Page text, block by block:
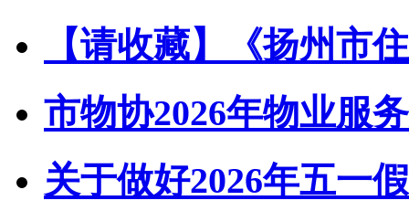
【请收藏】《扬州市
市物协2026年物业服
关于做好2026年五一